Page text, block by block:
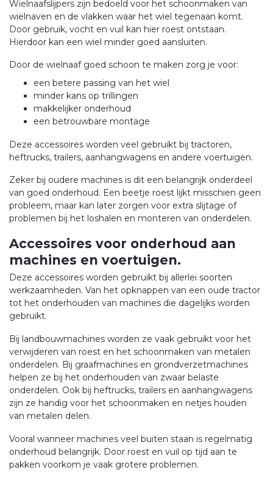
Wielnaafslijpers zijn bedoeld voor het schoonmaken van
wielnaven en de vlakken waar het wiel tegenaan komt.
Door gebruik, vocht en vuil kan hier roest ontstaan.
Hierdoor kan een wiel minder goed aansluiten.
Door de wielnaaf goed schoon te maken zorg je voor:
een betere passing van het wiel
minder kans op trillingen
makkelijker onderhoud
een betrouwbare montage
Deze accessoires worden veel gebruikt bij tractoren,
heftrucks, trailers, aanhangwagens en andere voertuigen.
Zeker bij oudere machines is dit een belangrijk onderdeel
van goed onderhoud. Een beetje roest lijkt misschien geen
probleem, maar kan later zorgen voor extra slijtage of
problemen bij het loshalen en monteren van onderdelen.
Accessoires voor onderhoud aan
machines en voertuigen.
Deze accessoires worden gebruikt bij allerlei soorten
werkzaamheden. Van het opknappen van een oude tractor
tot het onderhouden van machines die dagelijks worden
gebruikt.
Bij landbouwmachines worden ze vaak gebruikt voor het
verwijderen van roest en het schoonmaken van metalen
onderdelen. Bij graafmachines en grondverzetmachines
helpen ze bij het onderhouden van zwaar belaste
onderdelen. Ook bij heftrucks, trailers en aanhangwagens
zijn ze handig voor het schoonmaken en netjes houden
van metalen delen.
Vooral wanneer machines veel buiten staan is regelmatig
onderhoud belangrijk. Door roest en vuil op tijd aan te
pakken voorkom je vaak grotere problemen.